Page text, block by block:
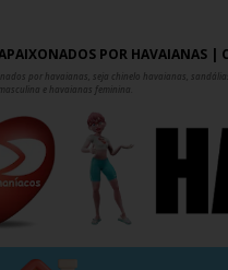
POR HAVAIANAS |
por havaianas, seja chinelo havaianas,
e havaianas feminina.